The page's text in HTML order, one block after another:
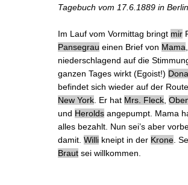
Tagebuch vom 17.6.1889 in
Im Lauf vom Vormittag bringt mir
Pansegrau einen Brief von Mama
niederschlagend auf die
ganzen Tages wirkt (Egoist!)
befindet sich wieder auf der Route
New York . Er hat Mrs. Fleck ,
und Herolds angepumpt. Mama
alles bezahlt. Nun sei’s aber
damit.Willi kneipt in der Krone .
Braut sei willkommen.